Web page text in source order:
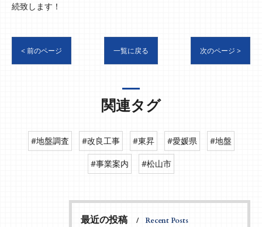
続致します！
< 前のページ 一覧に戻る 次のページ >
関連タグ
#地盤調査 #改良工事 #東昇 #愛媛県 #地盤
#事業案内 #松山市
最近の投稿 Recent Posts